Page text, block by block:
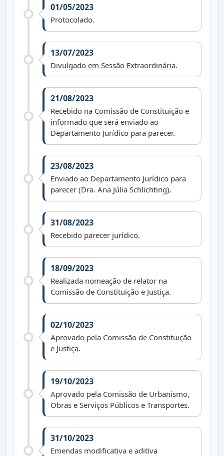
01/05/2023
Protocolado.
13/07/2023
Divulgado em Sessão Extraordinária.
21/08/2023
Recebido na Comissão de Constituição e
informado que será enviado ao
Departamento Jurídico para parecer.
23/08/2023
Enviado ao Departamento Jurídico para
parecer (Dra. Ana Júlia Schlichting).
31/08/2023
Recebido parecer jurídico.
18/09/2023
Realizada nomeação de relator na
Comissão de Constituição e Justiça.
02/10/2023
Aprovado pela Comissão de Constituição
e Justiça.
19/10/2023
Aprovado pela Comissão de Urbanismo,
Obras e Serviços Públicos e Transportes.
31/10/2023
Emendas modificativa e aditiva